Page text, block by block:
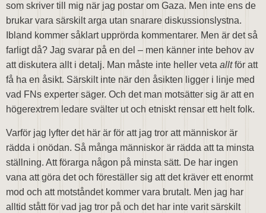
som skriver till mig när jag postar om Gaza. Men inte ens de
brukar vara särskilt arga utan snarare diskussionslystna.
Ibland kommer såklart upprörda kommentarer. Men är det så
farligt då? Jag svarar på en del – men känner inte behov av
att diskutera allt i detalj. Man måste inte heller veta alltför att
få ha en åsikt. Särskilt inte när den åsikten ligger i linje med
vad FNs experter säger. Och det man motsätter sig är att en
högerextrem ledare svälter ut och etniskt rensar ett helt folk.
Varför jag lyfter det här är för att jag tror att människor är
rädda i onödan. Så många människor är rädda att ta minsta
ställning. Att förarga någon på minsta sätt. De har ingen
vana att göra det och föreställer sig att det kräver ett enormt
mod och att motståndet kommer vara brutalt. Men jag har
alltid stått för vad jag tror på och det har inte varit särskilt